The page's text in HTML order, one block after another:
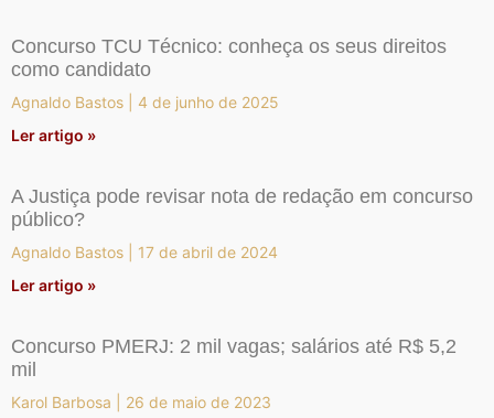
Concurso TCU Técnico: conheça os seus direitos
como candidato
Agnaldo Bastos
4 de junho de 2025
Ler artigo »
A Justiça pode revisar nota de redação em concurso
público?
Agnaldo Bastos
17 de abril de 2024
Ler artigo »
Concurso PMERJ: 2 mil vagas; salários até R$ 5,2
mil
Karol Barbosa
26 de maio de 2023